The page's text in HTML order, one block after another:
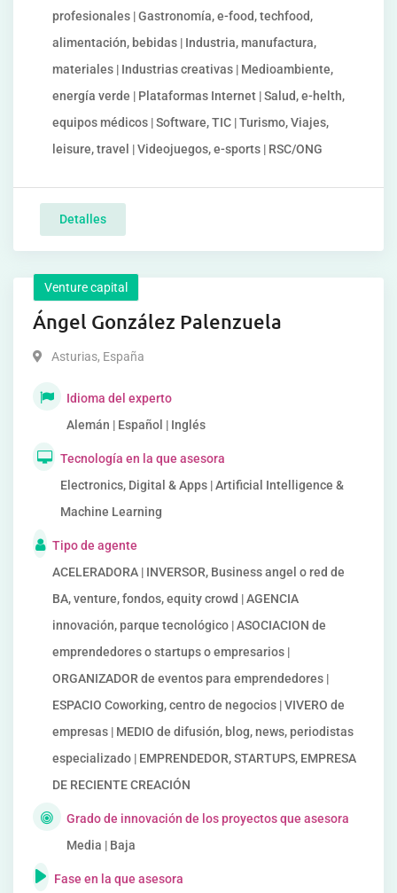
profesionales | Gastronomía, e-food, techfood,
alimentación, bebidas | Industria, manufactura,
materiales | Industrias creativas | Medioambiente,
energía verde | Plataformas Internet | Salud, e-helth,
equipos médicos | Software, TIC | Turismo, Viajes,
leisure, travel | Videojuegos, e-sports | RSC/ONG
Detalles
Venture capital
Ángel González Palenzuela
Asturias, España
Idioma del experto
Alemán | Español | Inglés
Tecnología en la que asesora
Electronics, Digital & Apps | Artificial Intelligence &
Machine Learning
Tipo de agente
ACELERADORA | INVERSOR, Business angel o red de
BA, venture, fondos, equity crowd | AGENCIA
innovación, parque tecnológico | ASOCIACION de
emprendedores o startups o empresarios |
ORGANIZADOR de eventos para emprendedores |
ESPACIO Coworking, centro de negocios | VIVERO de
empresas | MEDIO de difusión, blog, news, periodistas
especializado | EMPRENDEDOR, STARTUPS, EMPRESA
DE RECIENTE CREACIÓN
Grado de innovación de los proyectos que asesora
Media | Baja
Fase en la que asesora